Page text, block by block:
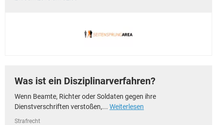
Was ist ein Disziplinarverfahren?
Wenn Beamte, Richter oder Soldaten gegen ihre
Dienstverschriften verstoßen,... Weiterlesen
Strafrecht